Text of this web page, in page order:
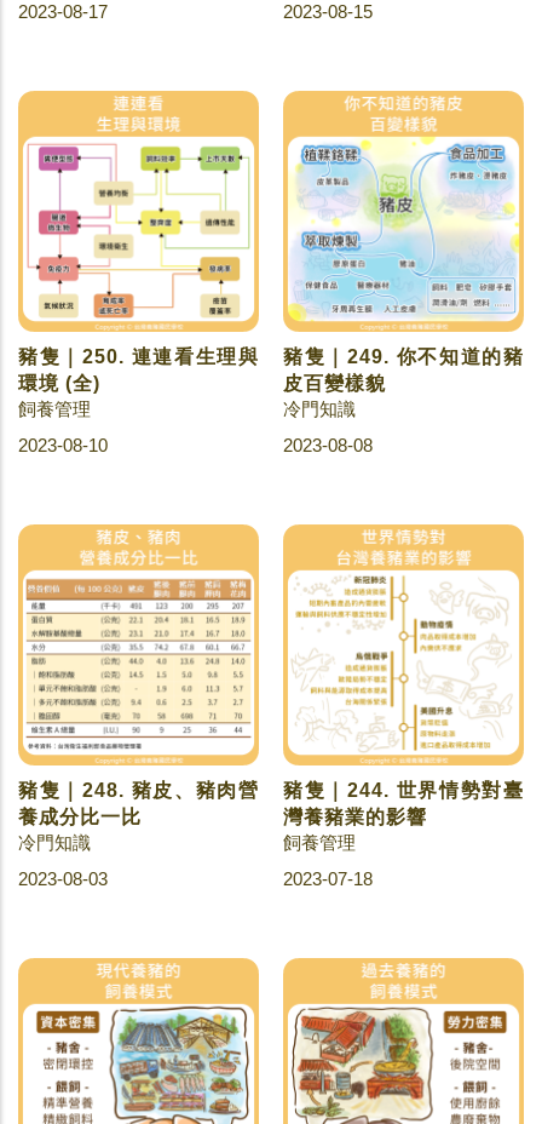
2023-08-17
2023-08-15
豬隻｜250. 連連看生理與
環境 (全)
飼養管理
2023-08-10
豬隻｜249. 你不知道的豬
皮百變樣貌
冷門知識
2023-08-08
豬隻｜248. 豬皮、豬肉營
養成分比一比
冷門知識
2023-08-03
豬隻｜244. 世界情勢對臺
灣養豬業的影響
飼養管理
2023-07-18